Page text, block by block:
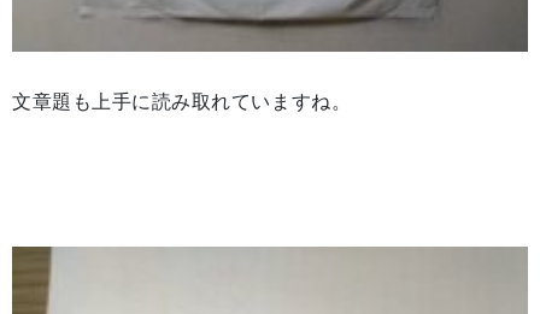
文章題も上手に読み取れていますね。